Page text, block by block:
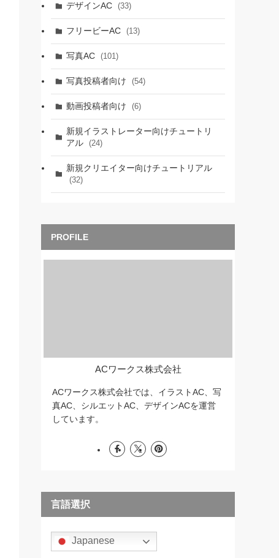
デザインAC (33)
フリービーAC (13)
写真AC (101)
写真投稿者向け (54)
動画投稿者向け (6)
新規イラストレーター向けチュートリ
アル (24)
新規クリエイター向けチュートリアル
(32)
ACワークス株式会社
ACワークス株式会社では、イラストAC、写
真AC、シルエットAC、デザインACを運営
しています。
言語選択
Japanese